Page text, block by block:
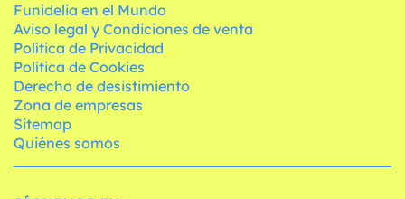
Funidelia en el Mundo
Aviso legal y Condiciones de venta
Política de Privacidad
Política de Cookies
Derecho de desistimiento
Zona de empresas
Sitemap
Quiénes somos